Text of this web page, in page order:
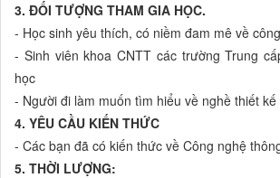
3. ĐỐI TƯỢNG THAM GIA HỌC.
- Học sinh yêu thích, có niềm đam mê về
- Sinh viên khoa CNTT các trường Trung
học
- Người đi làm muốn tìm hiểu về nghề thiết kế
4. YÊU CẦU KIẾN THỨC
- Các bạn đã có kiến thức về Công nghệ
5. THỜI LƯỢNG: